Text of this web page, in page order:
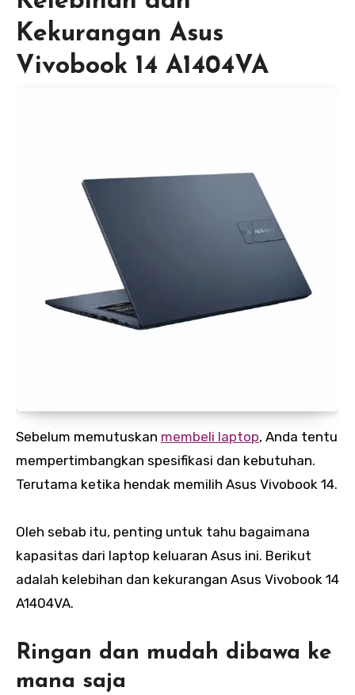
Kekurangan Asus
Vivobook 14 A1404VA
Sebelum memutuskan membeli laptop, Anda tentu
mempertimbangkan spesifikasi dan kebutuhan.
Terutama ketika hendak memilih Asus Vivobook 14.
Oleh sebab itu, penting untuk tahu bagaimana
kapasitas dari laptop keluaran Asus ini. Berikut
adalah kelebihan dan kekurangan Asus Vivobook 14
A1404VA.
Ringan dan mudah dibawa ke
mana saja